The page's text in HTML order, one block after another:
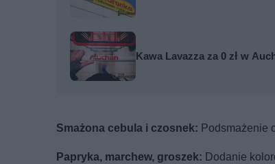
Kawa Lavazza za 0 zł w
Smażona cebula i czosnek: Podsmażenie
Papryka, marchew, groszek: Dodanie